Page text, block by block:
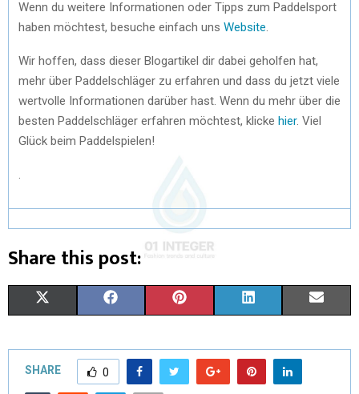
Wenn du weitere Informationen oder Tipps zum Paddelsport
haben möchtest, besuche einfach uns Website
Wir hoffen, dass dieser Blogartikel dir dabei geholfen hat,
mehr über Paddelschläger zu erfahren und dass du jetzt viele
wertvolle Informationen darüber hast. Wenn du mehr über die
besten Paddelschläger erfahren möchtest, klicke hier. Viel
Glück beim Paddelspielen!
Share this post:
C
E
N
T
N
K
SHARE 0